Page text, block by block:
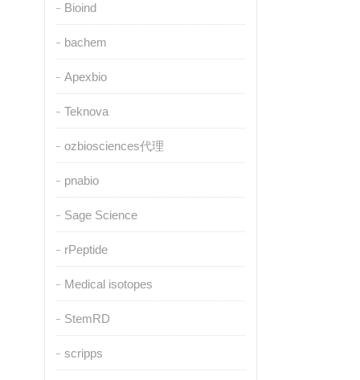
Bioind
bachem
Apexbio
Teknova
ozbiosciences代理
pnabio
Sage Science
rPeptide
Medical isotopes
StemRD
scripps